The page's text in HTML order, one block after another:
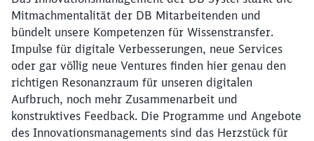
Mitmachmentalität der DB Mitarbeitenden und
bündelt unsere Kompetenzen für Wissenstransfer.
Impulse für digitale Verbesserungen, neue Services
oder gar völlig neue Ventures finden hier genau den
richtigen Resonanzraum für unseren digitalen
Aufbruch, noch mehr Zusammenarbeit und
konstruktives Feedback. Die Programme und Angebote
des Innovationsmanagements sind das Herzstück für